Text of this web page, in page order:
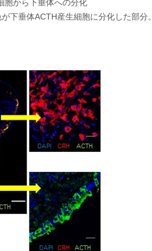
胞から下垂体への分化
下垂体ACTH産生細胞に分化した部分。